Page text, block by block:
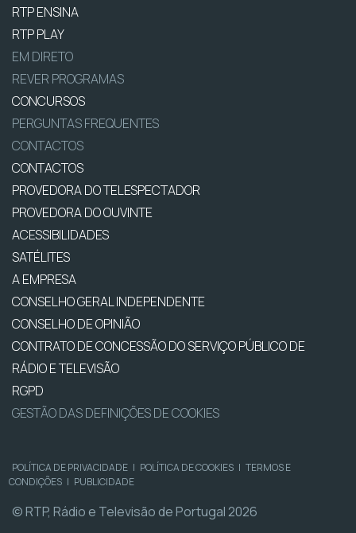
RTP ENSINA
RTP PLAY
EM DIRETO
REVER PROGRAMAS
CONCURSOS
PERGUNTAS FREQUENTES
CONTACTOS
CONTACTOS
PROVEDORA DO TELESPECTADOR
PROVEDORA DO OUVINTE
ACESSIBILIDADES
SATÉLITES
A EMPRESA
CONSELHO GERAL INDEPENDENTE
CONSELHO DE OPINIÃO
CONTRATO DE CONCESSÃO DO SERVIÇO PÚBLICO DE
RÁDIO E TELEVISÃO
RGPD
GESTÃO DAS DEFINIÇÕES DE COOKIES
POLÍTICA DE PRIVACIDADE | POLÍTICA DE COOKIES | TERMOS E
CONDIÇÕES | PUBLICIDADE
© RTP, Rádio e Televisão de Portugal 2026